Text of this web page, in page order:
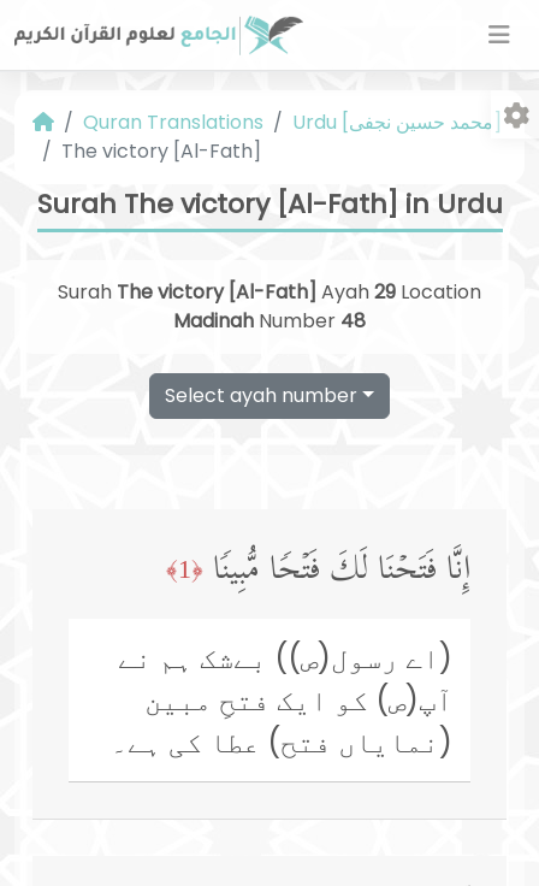
Quran Translations
The victory [Al-Fath]
Surah The victory [Al-Fath] in Urdu
Surah The victory [Al-Fath] Ayah29 Location
Madinah Number 48
Select ayah number
إِنَّا فَتَحۡنَا لَكَ فَتۡحࣰا مُّبِینࣰا ﴿1﴾
(اے رسول(ص)) بےشک ہم نے
آپ(ص) کو ایک فتحِ مبین
(نمایاں فتح) عطا کی ہے۔